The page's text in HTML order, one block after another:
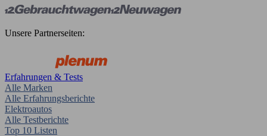
Unsere Partnerseiten:
Erfahrungen & Tests
Alle Marken
Alle Erfahrungsberichte
Elektroautos
Alle Testberichte
Top 10 Listen